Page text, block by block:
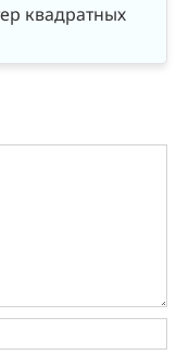
квадратных